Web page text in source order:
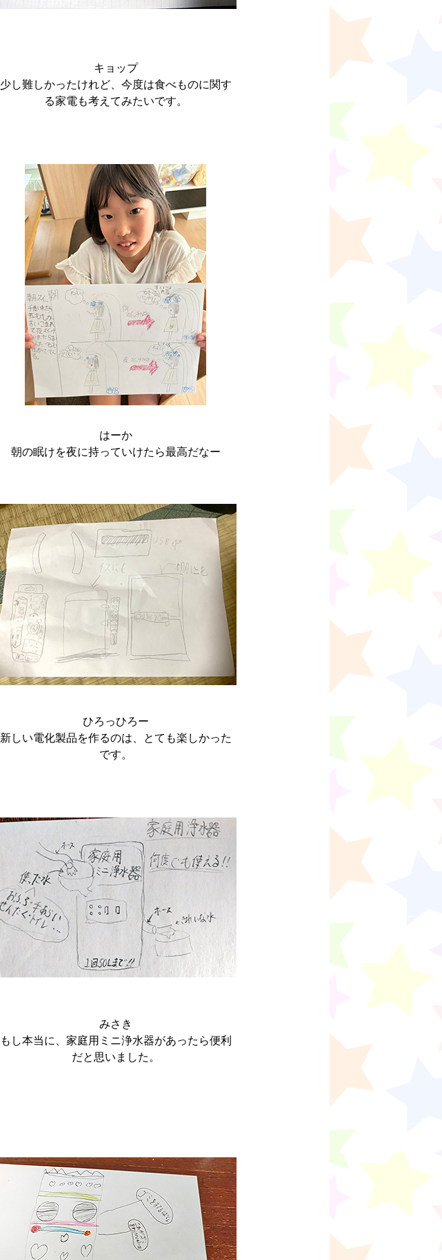
キョップ
少し難しかったけれど、今度は食べものに関す
る家電も考えてみたいです。
はーか
朝の眠けを夜に持っていけたら最高だなー
ひろっひろー
新しい電化製品を作るのは、とても楽しかった
です。
みさき
もし本当に、家庭用ミニ浄水器があったら便利
だと思いました。